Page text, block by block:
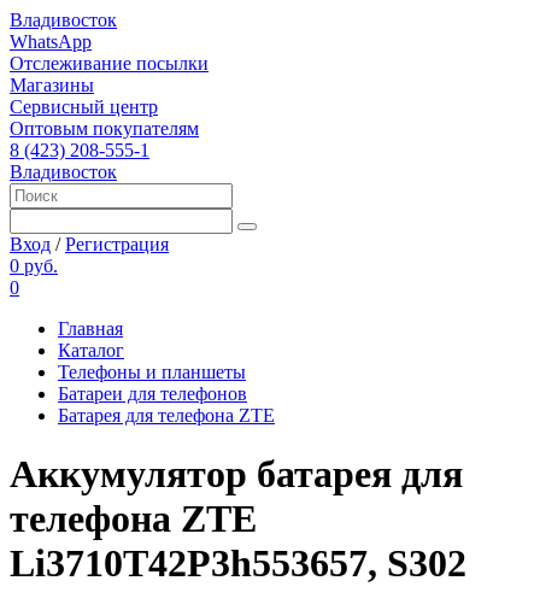
Владивосток
WhatsApp
Отслеживание посылки
Магазины
Сервисный центр
Оптовым покупателям
8 (423) 208-555-1
Владивосток
Вход /Регистрация
0 руб.
0
Главная
Каталог
Телефоны и планшеты
Батареи для телефонов
Батарея для телефона ZTE
Аккумулятор батарея для
телефона ZTE
Li3710T42P3h553657, S302